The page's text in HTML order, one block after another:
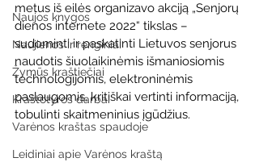
Naujos knygos
Naujienos ir renginiai
Žymūs kraštiečiai
Kraštotyros darbai
Varėnos kraštas spaudoje
Leidiniai apie Varėnos kraštą
metus iš eilės organizavo akciją „Senjorų
dienos internete 2022“ tikslas –
sudominti ir paskatinti Lietuvos senjorus
naudotis šiuolaikinėmis išmaniosiomis
technologijomis, elektroninėmis
paslaugomis, kritiškai vertinti informaciją,
tobulinti skaitmeninius įgūdžius.